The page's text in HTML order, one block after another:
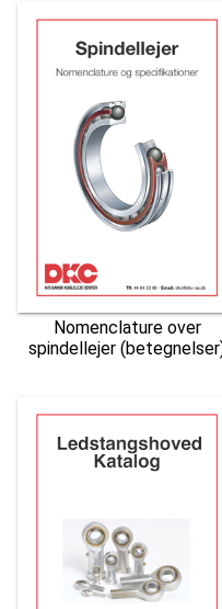
Nomenclature over
spindellejer